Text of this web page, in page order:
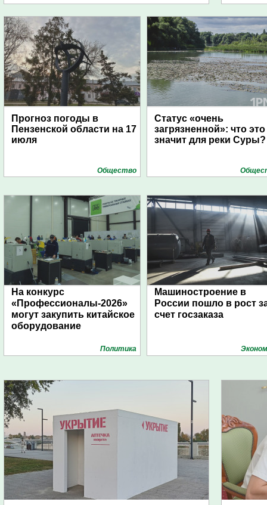
Прогноз погоды в
Пензенской области на 17
июля
Общество
Статус «очень
загрязненной»: что это
значит для реки Суры?
На конкурс
«Профессионалы-2026»
могут закупить китайское
оборудование
Политика
Машиностроение в
России пошло в рост
счет госзаказа